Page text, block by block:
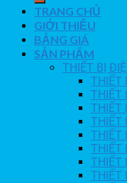
TRANG CHỦ
GIỚI THIỆU
BẢNG GIÁ
SẢN PHẨM
THIẾT BỊ
THIẾT
THIẾT
THIẾT
THIẾT
THIẾT
THIẾT
THIẾT
THIẾT